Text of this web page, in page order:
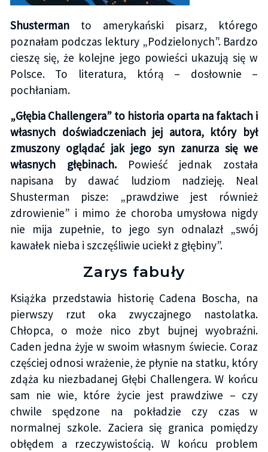
Shustermanto amerykański pisarz, którego
poznałam podczas lektury „Podzielonych”. Bardzo
cieszę się, że kolejne jego powieści ukazują się w
Polsce. To literatura, którą – dosłownie –
pochłaniam.
„Głębia Challengera” to historia oparta na faktach i
własnych doświadczeniach jej autora, który był
zmuszony oglądać jak jego syn zanurza się we
własnych głębinach.Powieść jednak została
napisana by dawać ludziom nadzieję. Neal
Shusterman pisze: „prawdziwe jest również
zdrowienie” i mimo że choroba umysłowa nigdy
nie mija zupełnie, to jego syn odnalazł „swój
kawałek nieba i szczęśliwie uciekł z głębiny”.
Zarys fabuły
Książka przedstawia historię Cadena Boscha, na
pierwszy rzut oka zwyczajnego nastolatka.
Chłopca, o może nico zbyt bujnej wyobraźni.
Caden jedna żyje w swoim własnym świecie. Coraz
częściej odnosi wrażenie, że płynie na statku, który
zdąża ku niezbadanej Głębi Challengera. W końcu
sam nie wie, które życie jest prawdziwe – czy
chwile spędzone na pokładzie czy czas w
normalnej szkole. Zaciera się granica pomiędzy
obłędem a rzeczywistością. W końcu problem